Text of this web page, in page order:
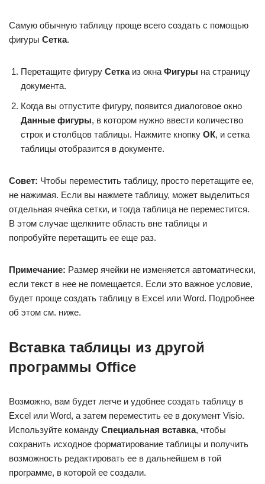
Самую обычную таблицу проще всего создать с помощью
фигуры Сетка.
Перетащите фигуру Сеткаиз окна Фигуры на страницу
документа.
Когда вы отпустите фигуру, появится диалоговое окно
Данные фигуры, в котором нужно ввести количество
строк и столбцов таблицы. Нажмите кнопку OК, и сетка
таблицы отобразится в документе.
Совет: Чтобы переместить таблицу, просто перетащите ее,
не нажимая. Если вы нажмете таблицу, может выделиться
отдельная ячейка сетки, и тогда таблица не переместится.
В этом случае щелкните область вне таблицы и
попробуйте перетащить ее еще раз.
Примечание: Размер ячейки не изменяется автоматически,
если текст в нее не помещается. Если это важное условие,
будет проще создать таблицу в Excel или Word. Подробнее
об этом см. ниже.
Вставка таблицы из другой
программы Office
Возможно, вам будет легче и удобнее создать таблицу в
Excel или Word, а затем переместить ее в документ Visio.
Используйте команду Специальная вставка, чтобы
сохранить исходное форматирование таблицы и получить
возможность редактировать ее в дальнейшем в той
программе, в которой ее создали.